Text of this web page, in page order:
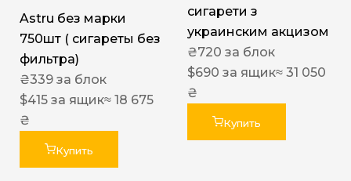
Astru без марки
750шт ( сигареты без
фильтра)
₴339 за блок
$415 за ящик≈ 18 675
₴
Купить
сигарети з
украинским акцизом
₴720 за блок
$690 за ящик≈ 31 050
₴
Купить